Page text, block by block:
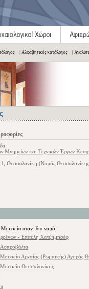
| Αλφαβητικός κατάλογος |
Μνημείων και Τεχνικών Έργων
1, Θεσσαλονίκη (Νομός
στον ίδιο νομό
- Έπαυλη Χατζημησέφ
Ασπροβάλτα
Αρχαίας (Ρωμαϊκής) Αγοράς
Θεσσαλονίκης